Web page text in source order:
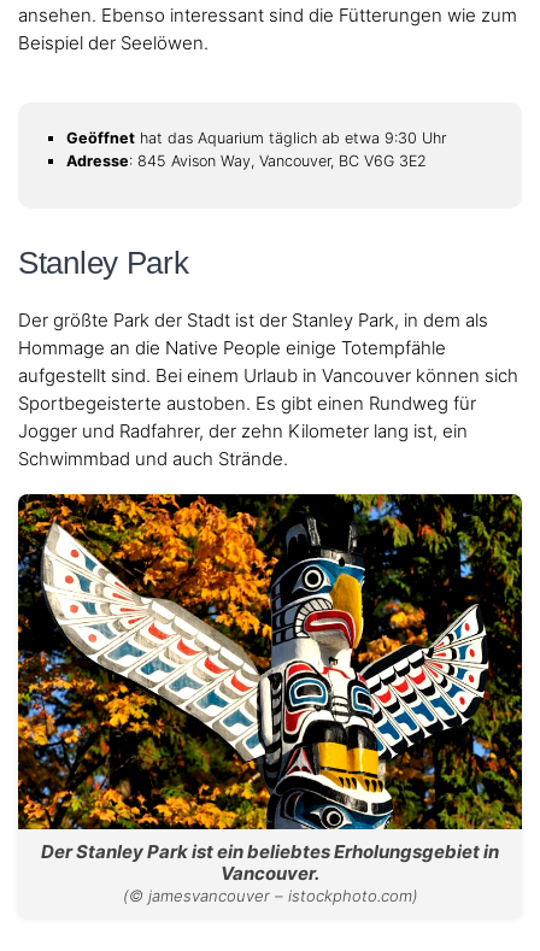
ansehen. Ebenso interessant sind die Fütterungen wie zum
Beispiel der Seelöwen.
Geöffnet hat das Aquarium täglich ab etwa 9:30 Uhr
Adresse: 845 Avison Way, Vancouver, BC V6G 3E2
Stanley Park
Der größte Park der Stadt ist der Stanley Park, in dem als
Hommage an die Native People einige Totempfähle
aufgestellt sind. Bei einem Urlaub in Vancouver können sich
Sportbegeisterte austoben. Es gibt einen Rundweg für
Jogger und Radfahrer, der zehn Kilometer lang ist, ein
Schwimmbad und auch Strände.
Der Stanley Park ist ein beliebtes Erholungsgebiet in
Vancouver.
(© jamesvancouver – istockphoto.com)